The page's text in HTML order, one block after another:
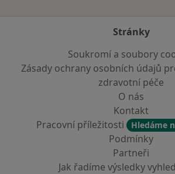
Stránky
Soukromí a soubory
Zásady ochrany osobních údajů
zdravotní péče
O nás
Kontakt
Pracovní příležitosti
Hledáme
Podmínky
Partneři
Jak řadíme výsledky